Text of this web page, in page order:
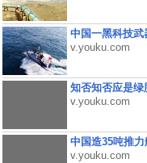
中国一黑科技武
v.youku.com
知否知否应是绿
v.youku.com
中国造35吨推力
v.youku.com